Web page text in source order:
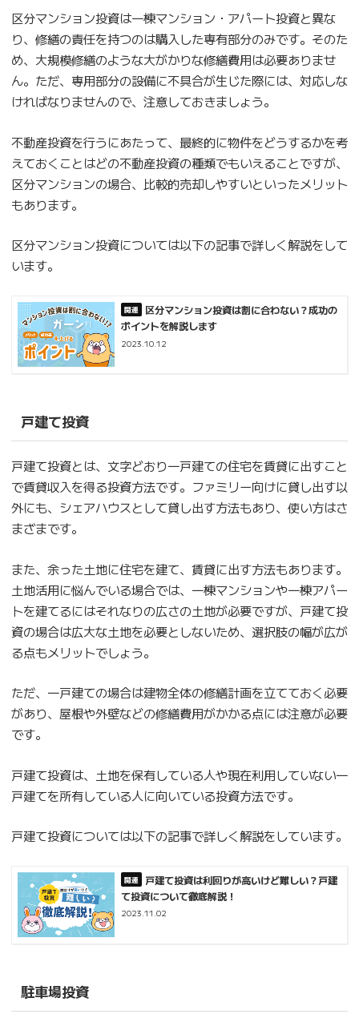
区分マンション投資は一棟マンション・アパート投資と異な
り、修繕の責任を持つのは購入した専有部分のみです。そのた
め、大規模修繕のような大がかりな修繕費用は必要ありませ
ん。ただ、専用部分の設備に不具合が生じた際には、対応しな
ければなりませんので、注意しておきましょう。
不動産投資を行うにあたって、最終的に物件をどうするかを考
えておくことはどの不動産投資の種類でもいえることですが、
区分マンションの場合、比較的売却しやすいといったメリット
もあります。
区分マンション投資については以下の記事で詳しく解説をして
います。
区分マンション投資は割に合わない？成功の
ポイントを解説します
2023.10.12
戸建て投資
戸建て投資とは、文字どおり一戸建ての住宅を賃貸に出すこと
で賃貸収入を得る投資方法です。ファミリー向けに貸し出す以
外にも、シェアハウスとして貸し出す方法もあり、使い方はさ
まざまです。
また、余った土地に住宅を建て、賃貸に出す方法もあります。
土地活用に悩んでいる場合では、一棟マンションや一棟アパー
トを建てるにはそれなりの広さの土地が必要ですが、戸建て投
資の場合は広大な土地を必要としないため、選択肢の幅が広が
る点もメリットでしょう。
ただ、一戸建ての場合は建物全体の修繕計画を立てておく必要
があり、屋根や外壁などの修繕費用がかかる点には注意が必要
です。
戸建て投資は、土地を保有している人や現在利用していない一
戸建てを所有している人に向いている投資方法です。
戸建て投資については以下の記事で詳しく解説をしています。
戸建て投資は利回りが高いけど難しい？戸建
て投資について徹底解説！
2023.11.02
駐車場投資